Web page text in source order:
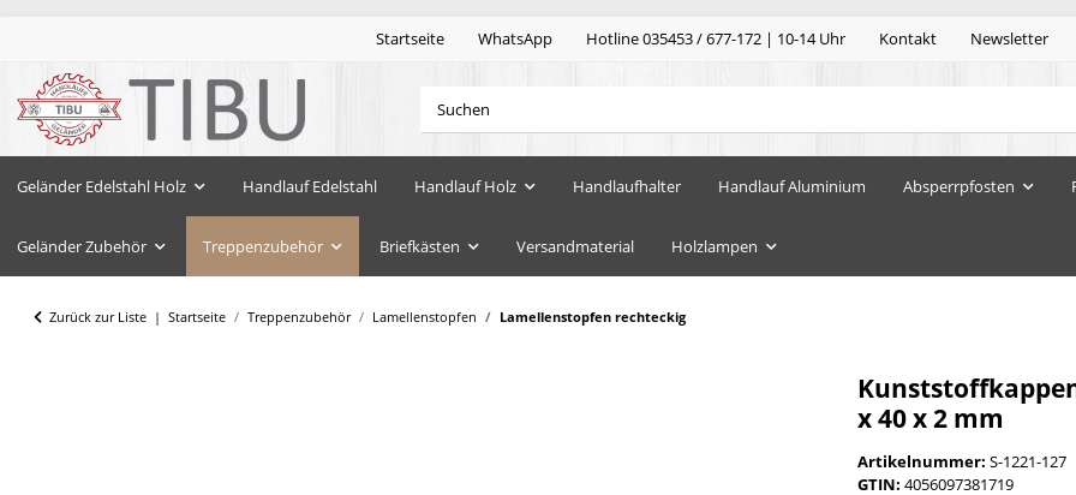
Startseite WhatsApp Hotline 035453 / 677-172 | 10-14 Uhr Kontakt Newsletter
Geländer Edelstahl Holz Handlauf Edelstahl Handlauf Holz Handlaufhalter Handlauf Aluminium Absperrpfosten
Geländer Zubehör Treppenzubehör Briefkästen Versandmaterial Holzlampen
Zurück zur Liste Startseite Treppenzubehör Lamellenstopfen Lamellenstopfen rechteckig
x 40 x 2 mm
Artikelnummer: S-1221-127
GTIN: 4056097381719